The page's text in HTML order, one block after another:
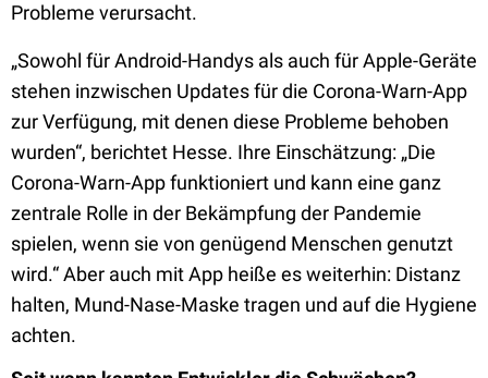
Probleme verursacht.
„Sowohl für Android-Handys als auch für Apple-Geräte
stehen inzwischen Updates für die Corona-Warn-App
zur Verfügung, mit denen diese Probleme behoben
wurden“, berichtet Hesse. Ihre Einschätzung: „Die
Corona-Warn-App funktioniert und kann eine ganz
zentrale Rolle in der Bekämpfung der Pandemie
spielen, wenn sie von genügend Menschen genutzt
wird.“ Aber auch mit App heiße es weiterhin: Distanz
halten, Mund-Nase-Maske tragen und auf die Hygiene
achten.